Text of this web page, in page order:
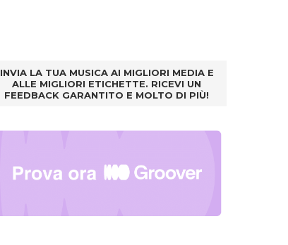
INVIA LA TUA MUSICA AI MIGLIORI MEDIA E
ALLE MIGLIORI ETICHETTE. RICEVI UN
FEEDBACK GARANTITO E MOLTO DI PIÙ!